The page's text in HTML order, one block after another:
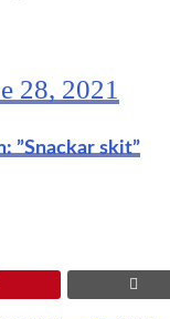
28, 2021
”Snackar skit”